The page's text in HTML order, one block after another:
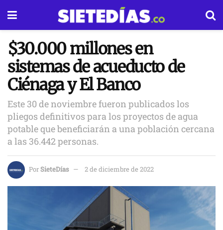
$30.000 millones en
sistemas de acueducto de
Ciénaga y El Banco
Este 30 de noviembre fueron publicados los
pliegos definitivos para los proyectos de agua
potable que beneficiarán a una población cercana
a las 36.442 personas.
PorSieteDías 2 de diciembre de 2022